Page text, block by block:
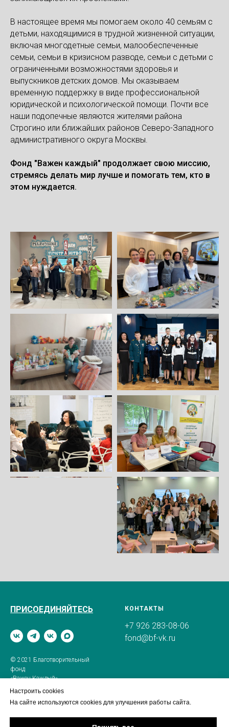
В настоящее время мы помогаем около 40 семьям с
детьми, находящимися в трудной жизненной ситуации,
включая многодетные семьи, малообеспеченные
семьи, семьи в кризисном разводе, семьи с детьми с
ограниченными возможностями здоровья и
выпускников детских домов. Мы оказываем
временную поддержку в виде профессиональной
юридической и психологической помощи. Почти все
наши подопечные являются жителями района
Строгино или ближайших районов Северо-Западного
административного округа Москвы.
Фонд "Важен каждый" продолжает свою миссию,
стремясь делать мир лучше и помогать тем, кто в
этом нуждается.
Настроить cookies
На сайте используются cookies для улучшения работы сайта.
ПРИСОЕДИНЯЙТЕСЬ
© 2021 Благотворительный
фонд
«Важен Каждый»
КОНТАКТЫ
+7 926 283-08-06
fond@bf-vk.ru
АДРЕС ФОНДА
123181, Москва,
АДРЕС КЛУБА
123181, Москва,